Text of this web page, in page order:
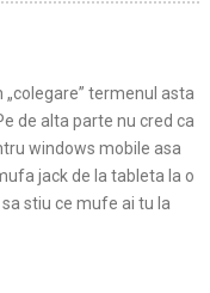
„colegare” termenul asta
de alta parte nu cred ca
windows mobile asa
jack de la tableta la o
stiu ce mufe ai tu la